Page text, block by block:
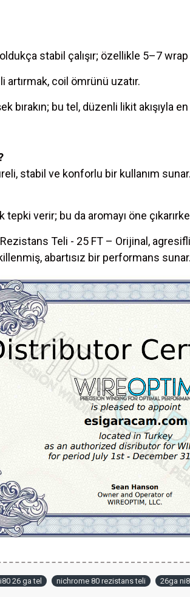
stabil çalışır; özellikle 5–7 wrap
coil ömrünü uzatır.
bırakın; bu tel, düzenli likit akışıyla
stabil ve konforlu bir kullanım sunar.
verir; bu da aromayı öne
Teli - 25 FT – Orijinal,
abartısız bir performans sunar.
26 ga tel nichrome 80 rezistans teli 26ga